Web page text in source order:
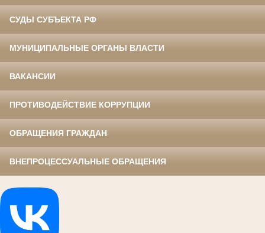
СУДЫ СУБЪЕКТА РФ
МУНИЦИПАЛЬНЫЕ ОРГАНЫ ВЛАСТИ
ВАКАНСИИ
ПРОТИВОДЕЙСТВИЕ КОРРУПЦИИ
ОБРАЩЕНИЯ ГРАЖДАН
ВНЕПРОЦЕССУАЛЬНЫЕ ОБРАЩЕНИЯ